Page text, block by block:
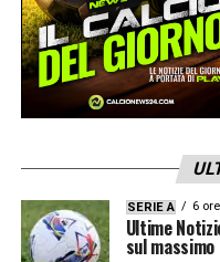
SERIE A 6
Ultime
sul